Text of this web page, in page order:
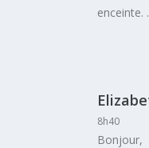
enceinte. .
8h40
Bonjour,